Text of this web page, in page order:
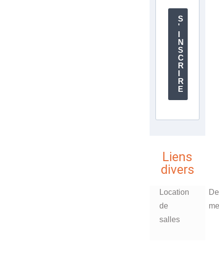
S
'
N
S
C
R
R
E
Liens
divers
Location
de
salles